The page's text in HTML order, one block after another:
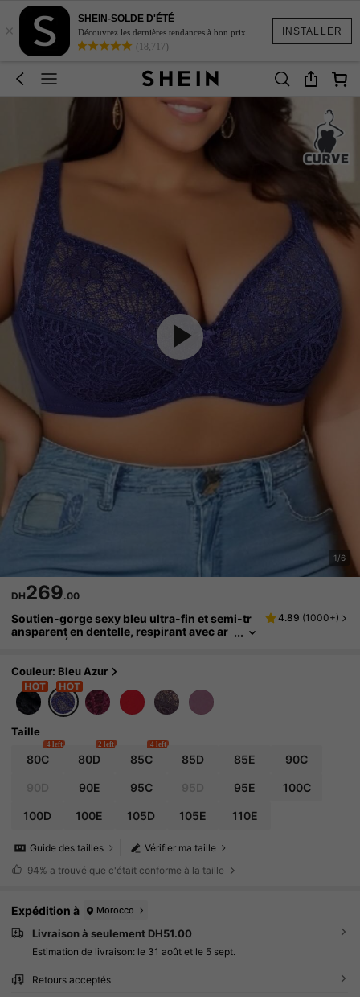
INSTALLER
×
SHEIN-SOLDE D'ÉTÉ
Découvrez les dernières tendances à bon prix.
(18,717)
1/6
DH269.00
Soutien-gorge sexy bleu ultra-fin et semi-tr
ansparent en dentelle, respirant avec ar
matures. Élégance à la française pour fe
4.89 (1000+)
Couleur: Bleu Azur
Taille
80C
4 left
80D
2 left
85C
4 left
85D 85E 90C
90E 95C 95E 100C
100D 100E 105D 105E 110E
Vérifier ma taille
Guide des tailles
94% a trouvé que c'était conforme à la taille
Expédition à Morocco
Livraison à seulement DH51.00
Estimation de livraison: le 31 août et le 5 sept.
Retours acceptés